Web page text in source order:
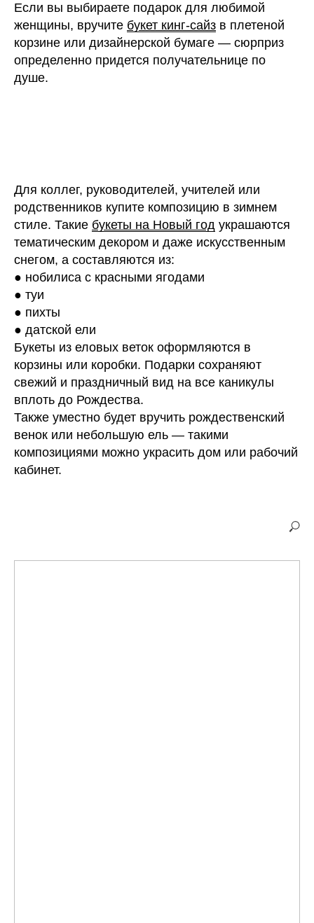
Если вы выбираете подарок для любимой
женщины, вручите букет кинг-сайз в плетеной
корзине или дизайнерской бумаге — сюрприз
определенно придется получательнице по
душе.
Для коллег, руководителей, учителей или
родственников купите композицию в зимнем
стиле. Такие букеты на Новый год украшаются
тематическим декором и даже искусственным
снегом, а составляются из:
● нобилиса с красными ягодами
● туи
● пихты
● датской ели
Букеты из еловых веток оформляются в
корзины или коробки. Подарки сохраняют
свежий и праздничный вид на все каникулы
вплоть до Рождества.
Также уместно будет вручить рождественский
венок или небольшую ель — такими
композициями можно украсить дом или рабочий
кабинет.